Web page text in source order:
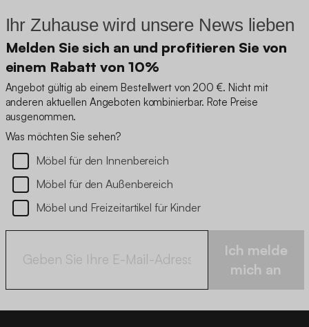
Ihr Zuhause wird unsere News lieben
Melden Sie sich an und profitieren Sie von
einem Rabatt von 10%
Angebot gültig ab einem Bestellwert von 200 €. Nicht mit
anderen aktuellen Angeboten kombinierbar. Rote Preise
ausgenommen.
Was möchten Sie sehen?
Möbel für den Innenbereich
Möbel für den Außenbereich
Möbel und Freizeitartikel für Kinder
Ich melde
mich an